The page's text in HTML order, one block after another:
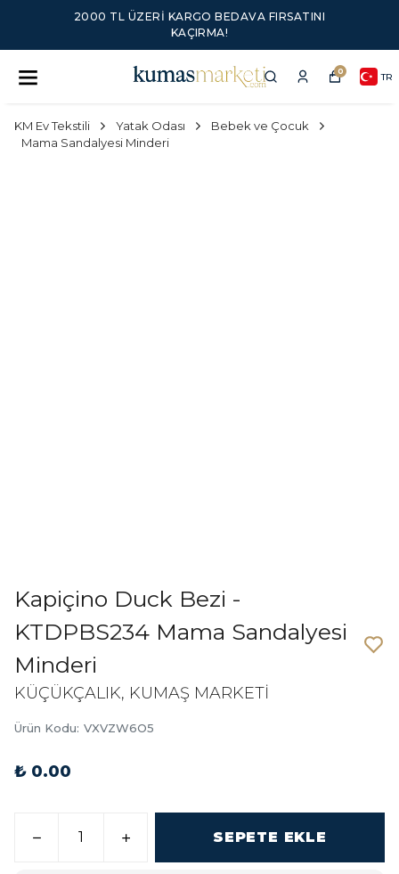
2000 TL ÜZERI KARGO BEDAVA FIRSATINI
KAÇIRMA!
0 TR
KM Ev Tekstili Yatak Odası
Bebek ve Çocuk
Mama Sandalyesi Minderi
Kapiçino Duck Bezi -
KTDPBS234 Mama Sandalyesi
Minderi
KÜÇÜKÇALIK, KUMAŞ MARKETİ
Ürün Kodu: VXVZW6O5
₺ 0.00
SEPETE EKLE